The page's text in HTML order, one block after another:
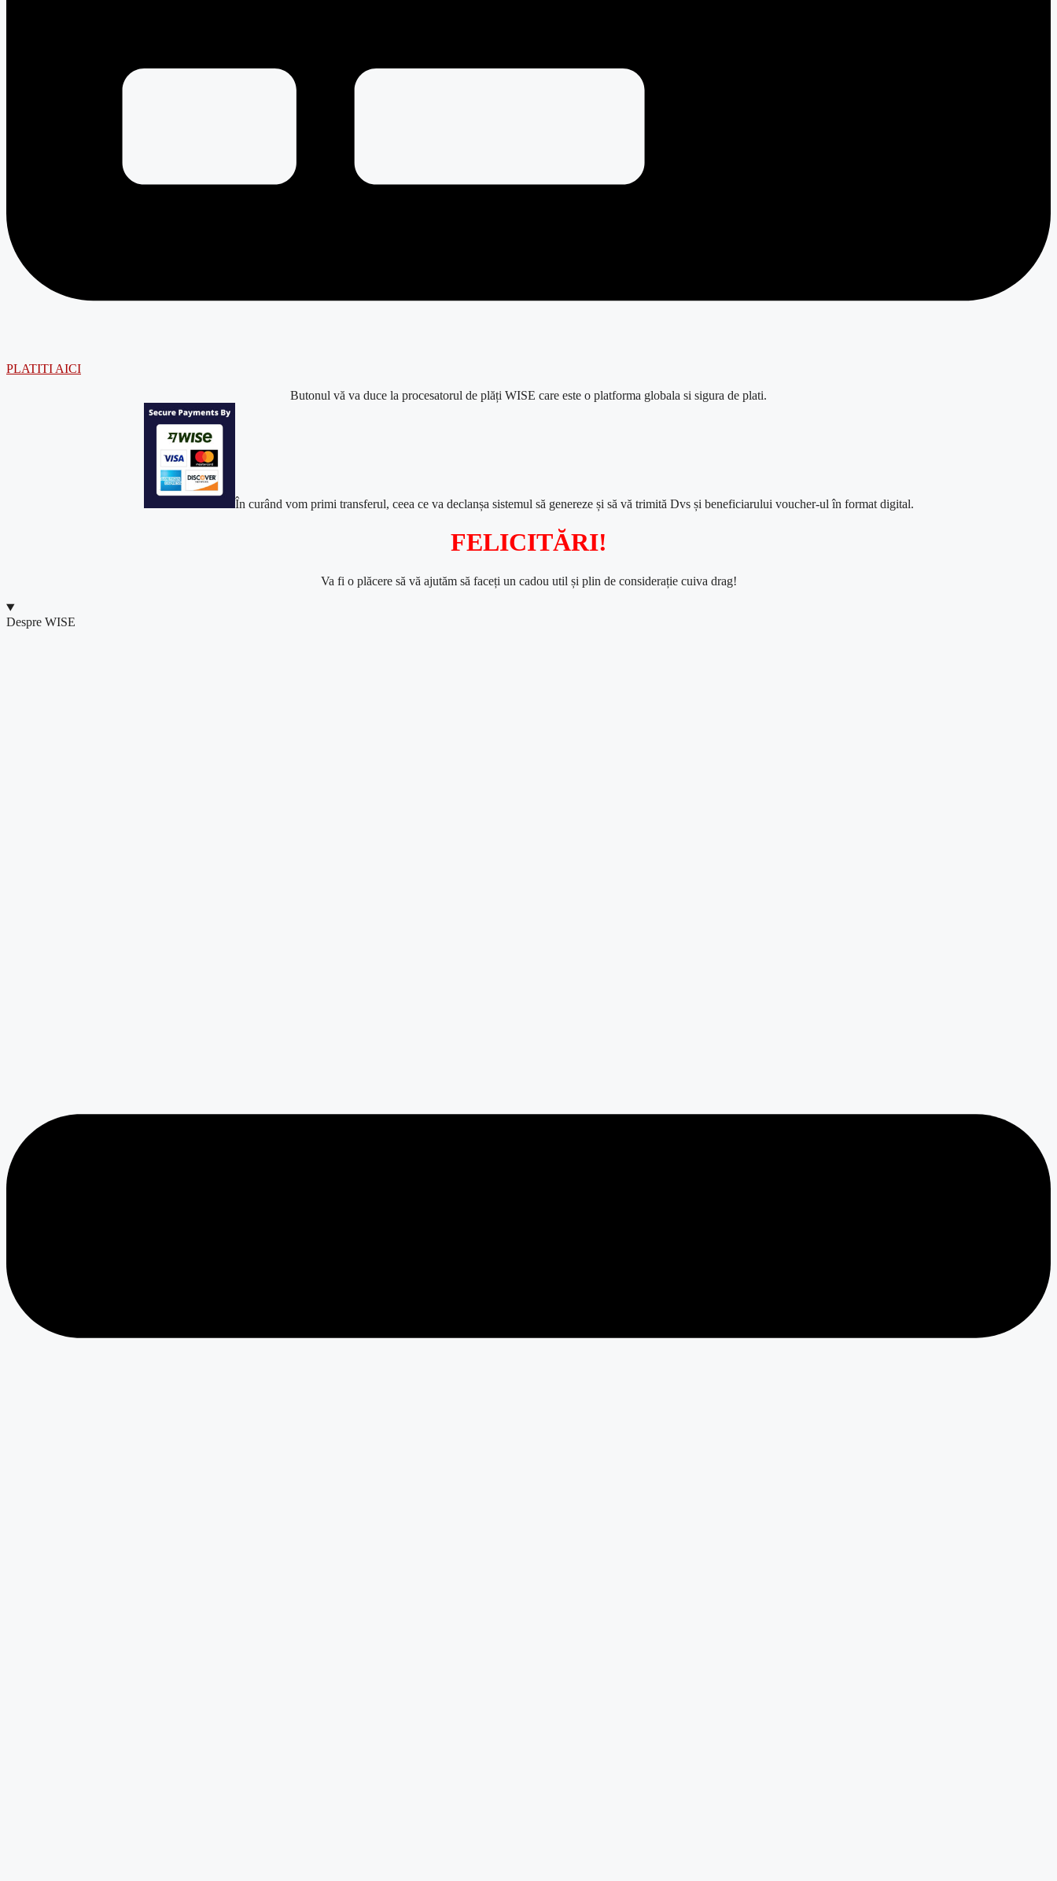
PLATITI AICI
Butonul vă va duce la procesatorul de plăți WISE care este o platforma globala si sigura de plati.
În curând vom primi transferul, ceea ce va declanșa sistemul să genereze și să vă trimită Dvs și beneficiarului voucher-ulîn format digital.
FELICITĂRI!
Va fi o plăcere să vă ajutăm să faceți un cadou util și plin de considerațiecuiva drag!
Despre WISE